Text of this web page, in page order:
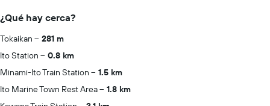
¿Qué hay cerca?
Tokaikan
281 m
Ito Station
0.8 km
Minami-Ito Train Station
1.5 km
Ito Marine Town Rest Area
1.8 km